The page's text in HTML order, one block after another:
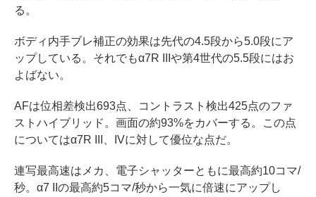
る。
ボディ内手ブレ補正の効果は先代の4.5段から5.0段にア
ップしている。それでもα7R IIIや第4世代の5.5段にはお
よばない。
AFは位相差検出693点、コントラスト検出425点のファ
ストハイブリッド。画面の約93%をカバーする。この点
についてはα7R III、IVに対して優位な点だ。
連写最高速はメカ、電子シャッターともに最高約10コマ/
秒。α7 IIの最高約5コマ/秒から一気に倍速にアップし